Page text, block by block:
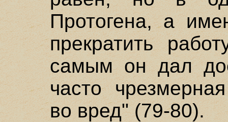
Протогена, а
прекратить
самым он дал
часто
во вред" (79-80).